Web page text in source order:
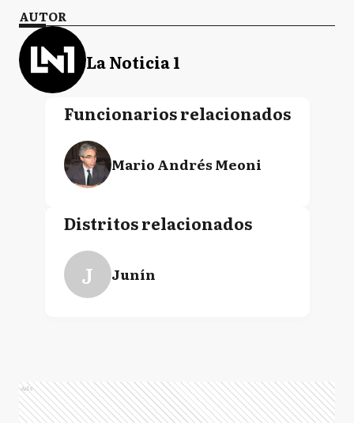
AUTOR
La Noticia 1
Funcionarios relacionados
Mario Andrés Meoni
Distritos relacionados
J Junín
Ads